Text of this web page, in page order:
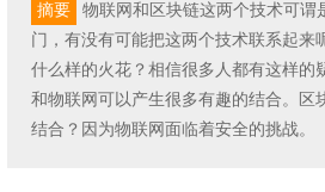
摘要
物联网和区块链这两个技术可谓
门，有没有可能把这两个技术联系起来
什么样的火花？相信很多人都有这样的
和物联网可以产生很多有趣的结合。区
结合？因为物联网面临着安全的挑战。